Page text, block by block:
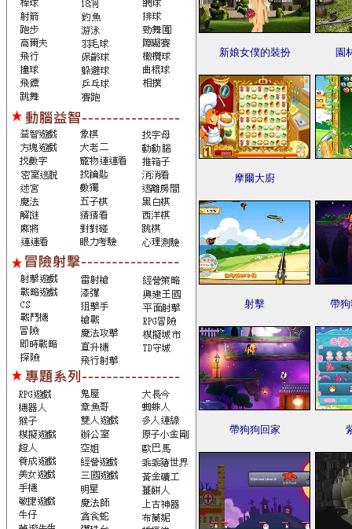
新娘女僕的裝扮 園
摩爾大廚
射擊 帶
帶狗狗回家